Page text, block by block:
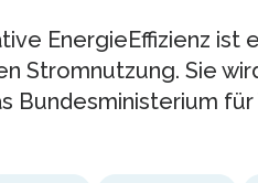
EnergieEffizienz
Stromnutzung. Sie
Bundesministerium